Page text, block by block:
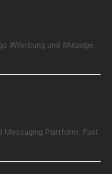
#Werbung und #Anzeige.
Messaging Plattform. Fast